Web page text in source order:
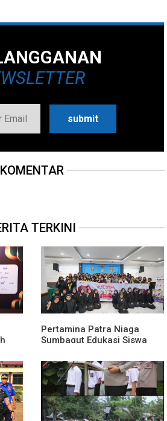
KOMENTAR
TERKINI
Pertamina Patra Niaga
Sumbagut Edukasi Siswa
tentang Pencegahan
HIV/AIDS